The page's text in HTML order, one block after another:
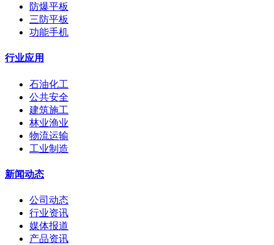
防爆平板
三防平板
功能手机
行业应用
石油化工
公共安全
建筑施工
林业渔业
物流运输
工业制造
新闻动态
公司动态
行业资讯
媒体报道
产品资讯